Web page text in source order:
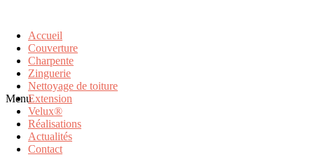
Menu
Accueil
Couverture
Charpente
Zinguerie
Nettoyage de toiture
Extension
Velux®
Réalisations
Actualités
Contact